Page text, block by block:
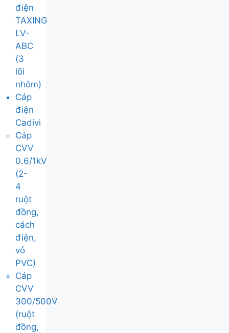
điện
TAXING
LV-
ABC
(3
lõi
nhôm)
Cáp
điện
Cadivi
Cáp
CVV
0.6/1kV
(2-
4
ruột
đồng,
cách
điện,
vỏ
PVC)
Cáp
CVV
300/500V
(ruột
đồng,